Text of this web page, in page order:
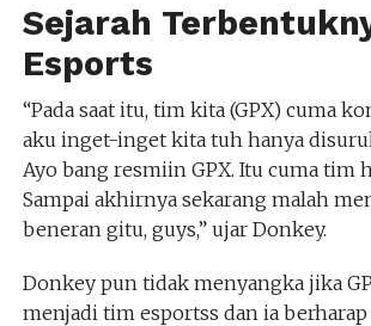
Sejarah
Esports
“Pada saat itu, tim kita (GPX) cuma
aku inget-inget kita tuh hanya
Ayo bang resmiin GPX. Itu cuma tim
Sampai akhirnya sekarang malah
beneran gitu, guys,” ujar Donkey.
Donkey pun tidak menyangka jika
menjadi tim esportss dan ia